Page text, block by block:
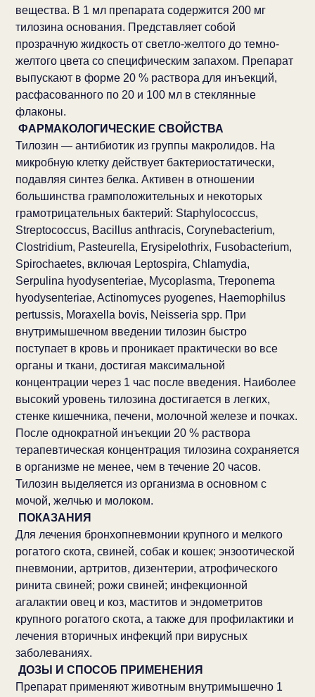
вещества. В 1 мл препарата содержится 200 мг
тилозина основания. Представляет собой
прозрачную жидкость от светло-желтого до темно-
желтого цвета со специфическим запахом. Препарат
выпускают в форме 20 % раствора для инъекций,
расфасованного по 20 и 100 мл в стеклянные
флаконы.
ФАРМАКОЛОГИЧЕСКИЕ СВОЙСТВА
Тилозин — антибиотик из группы макролидов. На
микробную клетку действует бактериостатически,
подавляя синтез белка. Активен в отношении
большинства грамположительных и некоторых
грамотрицательных бактерий: Staphylococcus,
Streptococcus, Bacillus anthracis, Corynebacterium,
Clostridium, Pasteurella, Erysipelothrix, Fusobacterium,
Spirochaetes, включая Leptospira, Chlamydia,
Serpulina hyodysenteriae, Mycoplasma, Treponema
hyodysenteriae, Actinomyces pyogenes, Haemophilus
pertussis, Moraxella bovis, Neisseria spp. При
внутримышечном введении тилозин быстро
поступает в кровь и проникает практически во все
органы и ткани, достигая максимальной
концентрации через 1 час после введения. Наиболее
высокий уровень тилозина достигается в легких,
стенке кишечника, печени, молочной железе и почках.
После однократной инъекции 20 % раствора
терапевтическая концентрация тилозина сохраняется
в организме не менее, чем в течение 20 часов.
Тилозин выделяется из организма в основном с
мочой, желчью и молоком.
ПОКАЗАНИЯ
Для лечения бронхопневмонии крупного и мелкого
рогатого скота, свиней, собак и кошек; энзоотической
пневмонии, артритов, дизентерии, атрофического
ринита свиней; рожи свиней; инфекционной
агалактии овец и коз, маститов и эндометритов
крупного рогатого скота, а также для профилактики и
лечения вторичных инфекций при вирусных
заболеваниях.
ДОЗЫ И СПОСОБ ПРИМЕНЕНИЯ
Препарат применяют животным внутримышечно 1